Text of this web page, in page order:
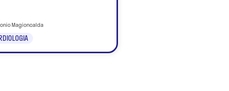
Magioncalda